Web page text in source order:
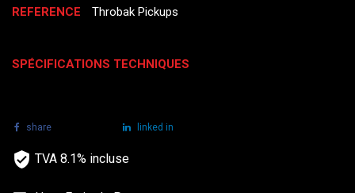
REFERENCE Throbak Pickups
SPÉCIFICATIONS TECHNIQUES
share linked in
TVA 8.1% incluse